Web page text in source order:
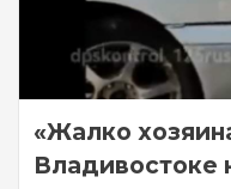
«Жалко
Владивостоке